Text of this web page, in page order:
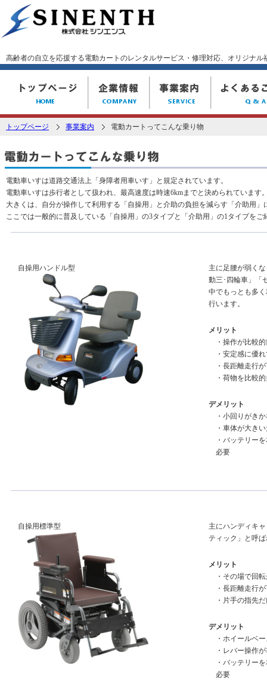
高齢者の自立を応援する電動カートのレンタルサービス・修理対応、オリジナ
電動カート、歩行器、福祉用具のシンエンス
企業情報 事業案内
トップページ 事業案内 電動カートってこんな乗り物
電動車いすは道路交通法上「身障者用車いす」と規定されています。
電動車いすは歩行者として扱われ、最高速度は時速6kmまでと決められています
大きくは、自分が操作して利用する「自操用」と介助の負担を減らす「介助用」
ここでは一般的に普及している「自操用」の3タイプと「介助用」の1タイプをご
自操用ハンドル型
主に足腰が弱く
動三･四輪車」「
中でもっとも多
行います。
メリット
・操作が比較
・安定感に優
・長距離走行
・荷物を比較
デメリット
・小回りがき
・車体が大き
・バッテリー
必要
自操用標準型
主にハンディキ
ティック」と呼
メリット
・その場で回
・長距離走行
・片手の指先
デメリット
・ホイールベ
・レバー操作
・バッテリー
必要